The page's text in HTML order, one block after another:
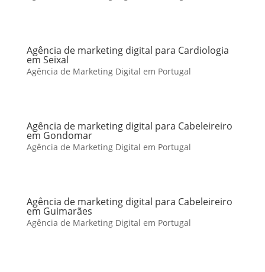
Agência de marketing digital para Cardiologia
em Seixal
Agência de Marketing Digital em Portugal
Agência de marketing digital para Cabeleireiro
em Gondomar
Agência de Marketing Digital em Portugal
Agência de marketing digital para Cabeleireiro
em Guimarães
Agência de Marketing Digital em Portugal